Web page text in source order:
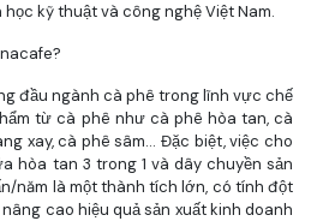
kỹ thuật và công nghệ Việt Nam.
đầu ngành cà phê trong lĩnh vực chế
từ cà phê như cà phê hòa tan, cà
xay, cà phê sâm… Đặc biệt, việc cho
hòa tan 3 trong 1 và dây chuyền sản
năm là một thành tích lớn, có tính đột
cao hiệu quả sản xuất kinh doanh